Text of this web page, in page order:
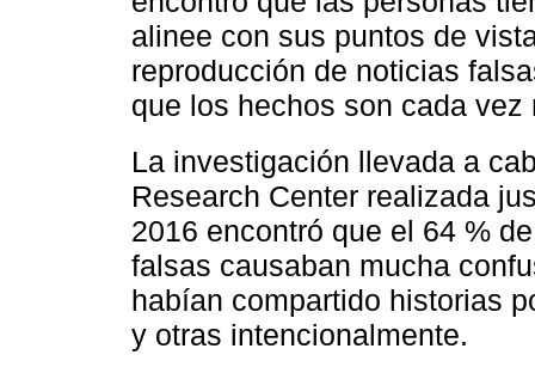
alinee con sus puntos de
reproducción de noticias
que los hechos son cada vez
La investigación llevada a
Research Center realizada
2016 encontró que el 64 %
falsas causaban mucha
habían compartido historias
y otras intencionalmente.